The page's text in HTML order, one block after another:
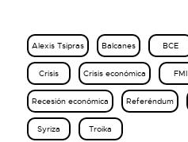
Alexis Tsipras Balcanes BCE
Crisis Crisis económica FMI
Recesión económica Referéndum
Syriza Troika